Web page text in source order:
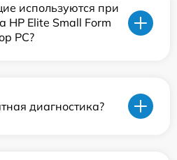
используются при
HP Elite Small Form
PC?
диагностика?